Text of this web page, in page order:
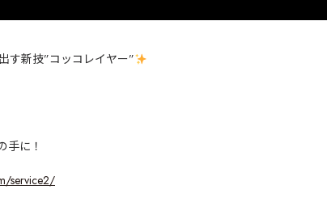
す新技”コッコレイヤー”
手に！
service2/